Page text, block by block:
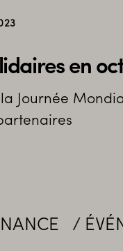
en
Journée